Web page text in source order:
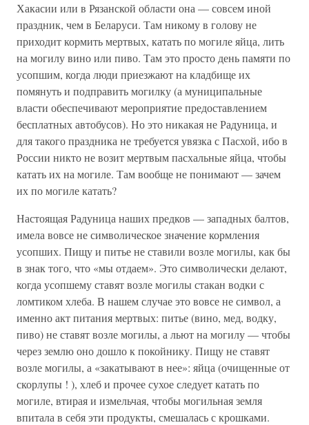
Хакасии или в Рязанской области она — совсем иной
праздник, чем в Беларуси. Там никому в голову не
приходит кормить мертвых, катать по могиле яйца, лить
на могилу вино или пиво. Там это просто день памяти по
усопшим, когда люди приезжают на кладбище их
помянуть и подправить могилку (а муниципальные
власти обеспечивают мероприятие предоставлением
бесплатных автобусов). Но это никакая не Радуница, и
для такого праздника не требуется увязка с Пасхой, ибо в
России никто не возит мертвым пасхальные яйца, чтобы
катать их на могиле. Там вообще не понимают — зачем
их по могиле катать?
Настоящая Радуница наших предков — западных балтов,
имела вовсе не символическое значение кормления
усопших. Пищу и питье не ставили возле могилы, как бы
в знак того, что «мы отдаем». Это символически делают,
когда усопшему ставят возле могилы стакан водки с
ломтиком хлеба. В нашем случае это вовсе не символ, а
именно акт питания мертвых: питье (вино, мед, водку,
пиво) не ставят возле могилы, а льют на могилу — чтобы
через землю оно дошло к покойнику. Пищу не ставят
возле могилы, а «закатывают в нее»: яйца (очищенные от
скорлупы ! ), хлеб и прочее сухое следует катать по
могиле, втирая и измельчая, чтобы могильная земля
впитала в себя эти продукты, смешалась с крошками.